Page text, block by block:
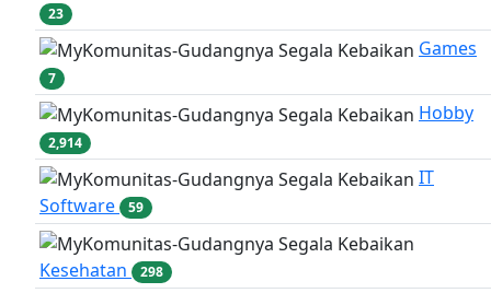
23
Games
7
Hobby
2,914
IT
Software
59
Kesehatan 298